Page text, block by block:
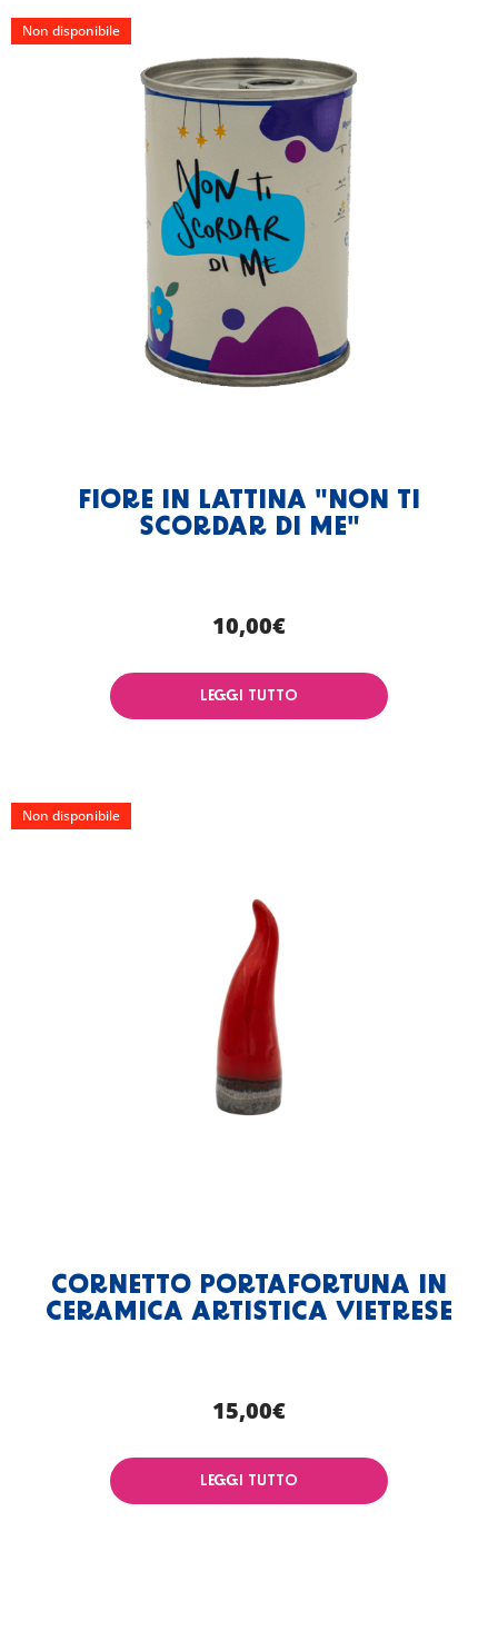
Non disponibile
FIORE IN LATTINA "NON TI
SCORDAR DI ME"
10,00€
LEGGI TUTTO
Non disponibile
CORNETTO PORTAFORTUNA IN
CERAMICA ARTISTICA VIETRESE
15,00€
LEGGI TUTTO